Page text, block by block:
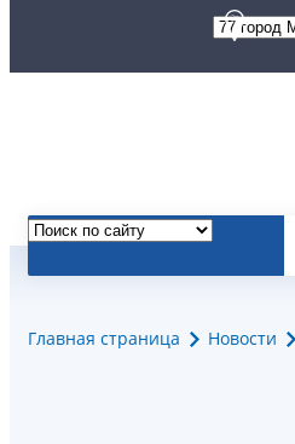
Главная страница Новости